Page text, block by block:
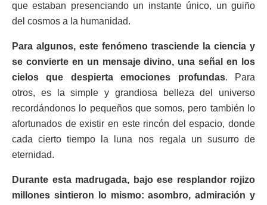
que estaban presenciando un instante único, un guiño
del cosmos a la humanidad.
Para algunos, este fenómeno trasciende la ciencia y
se convierte en un mensaje divino, una señal en los
cielos que despierta emociones profundas. Para
otros, es la simple y grandiosa belleza del universo
recordándonos lo pequeños que somos, pero también lo
afortunados de existir en este rincón del espacio, donde
cada cierto tiempo la luna nos regala un susurro de
eternidad.
Durante esta madrugada, bajo ese resplandor rojizo
millones sintieron lo mismo: asombro, admiración y